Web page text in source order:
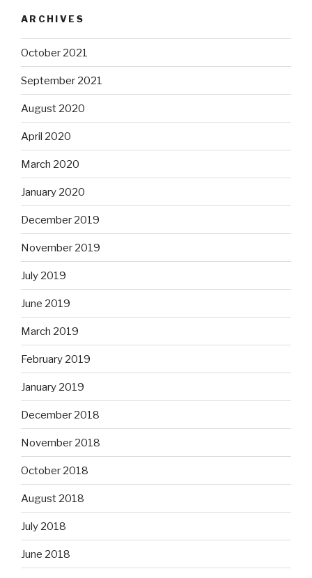
ARCHIVES
October 2021
September 2021
August 2020
April 2020
March 2020
January 2020
December 2019
November 2019
July 2019
June 2019
March 2019
February 2019
January 2019
December 2018
November 2018
October 2018
August 2018
July 2018
June 2018